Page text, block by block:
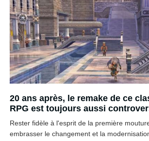
20 ans après, le remake de ce
RPG est toujours aussi
Rester fidèle à l'esprit de la première
embrasser le changement et la